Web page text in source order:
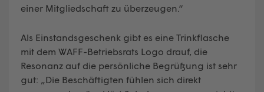
einer Mitgliedschaft zu überzeugen.“
Als Einstandsgeschenk gibt es eine Trinkflasche
mit dem WAFF-Betriebsrats Logo drauf, die
Resonanz auf die persönliche Begrüßung ist sehr
gut: „Die Beschäftigten fühlen sich direkt